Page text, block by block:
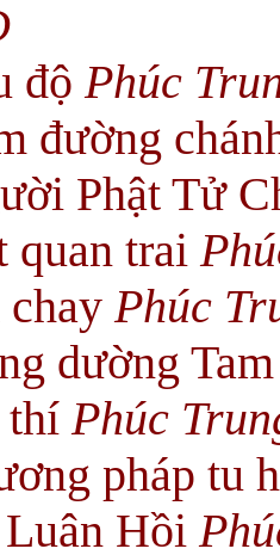
độ Phúc
đường
Phật Tử
quan trai
chayPhúc
dường
thíPhúc
pháp tu
Hồi